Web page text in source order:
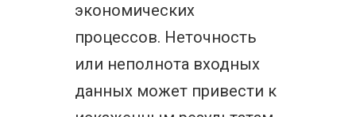
экономических
процессов. Неточность
или неполнота входных
данных может привести к